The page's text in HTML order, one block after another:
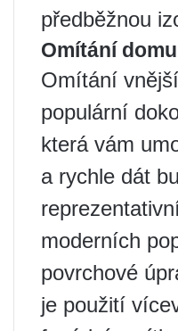
předběžnou
Omítání
Omítání
populární
která vám
a rychle dát
moderních
povrchové
je použití